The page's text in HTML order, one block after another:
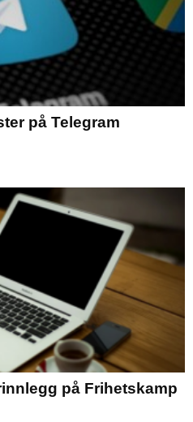
på Telegram
på Frihetskamp